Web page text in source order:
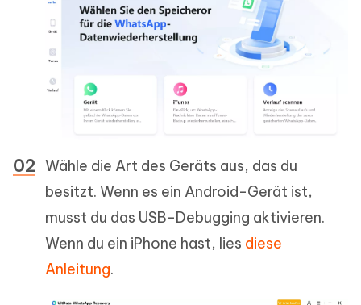
Wähle die Art des Geräts aus, das du
besitzt. Wenn es ein Android-Gerät ist,
musst du das USB-Debugging aktivieren.
Wenn du ein iPhone hast, lies diese
Anleitung.